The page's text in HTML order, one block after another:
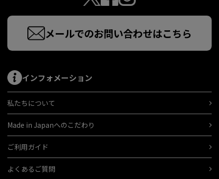
メールでのお問い合わせはこちら
インフォメーション
私たちについて
Made in Japanへのこだわり
ご利用ガイド
よくあるご質問